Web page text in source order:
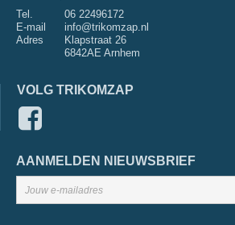
Tel.
06 22496172
E-mail
info@trikomzap.nl
Adres
Klapstraat 26
6842AE Arnhem
VOLG TRIKOMZAP
AANMELDEN NIEUWSBRIEF